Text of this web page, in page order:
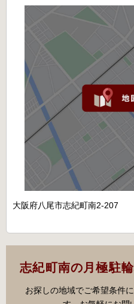
大阪府八尾市志紀町南2-207
志紀町南の月極駐
お探しの地域でご希望条件